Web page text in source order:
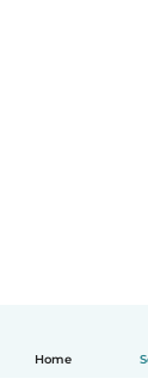
Home